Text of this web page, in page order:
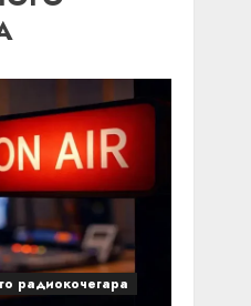
радиокочегара